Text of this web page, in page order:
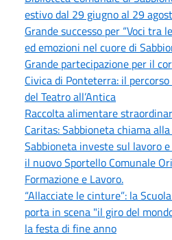
estivo dal 29 giugno al 29
Grande successo per “Voci tra
ed emozioni nel cuore di
Grande partecipazione per il
Civica di Ponteterra: il
del Teatro all’Antica
Raccolta alimentare
Caritas: Sabbioneta chiama
Sabbioneta investe sul lavoro
il nuovo Sportello Comunale
Formazione e Lavoro.
“Allacciate le cinture”: la
porta in scena "il giro del
la festa di fine anno